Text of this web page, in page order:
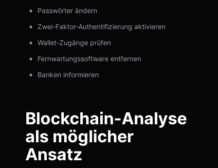
Passwörter ändern
Zwei-Faktor-Authentifizierung aktivieren
Wallet-Zugänge prüfen
Fernwartungssoftware entfernen
Banken informieren
Blockchain-Analyse
als möglicher
Ansatz